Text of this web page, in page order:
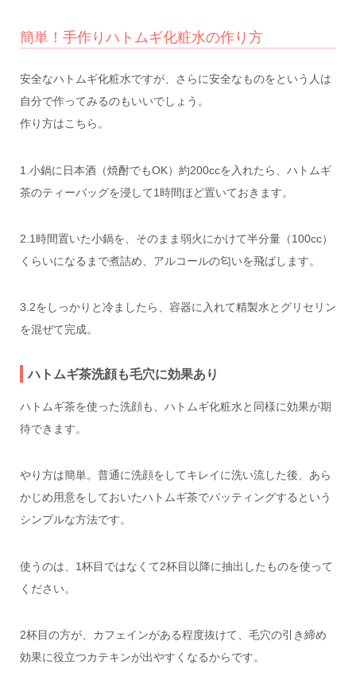
簡単！手作りハトムギ化粧水の作り方
安全なハトムギ化粧水ですが、さらに安全なものをという人は
自分で作ってみるのもいいでしょう。
作り方はこちら。
1.小鍋に日本酒（焼酎でもOK）約200ccを入れたら、ハトムギ
茶のティーバッグを浸して1時間ほど置いておきます。
2.1時間置いた小鍋を、そのまま弱火にかけて半分量（100cc）
くらいになるまで煮詰め、アルコールの匂いを飛ばします。
3.2をしっかりと冷ましたら、容器に入れて精製水とグリセリン
を混ぜて完成。
ハトムギ茶洗顔も毛穴に効果あり
ハトムギ茶を使った洗顔も、ハトムギ化粧水と同様に効果が期
待できます。
やり方は簡単。普通に洗顔をしてキレイに洗い流した後、あら
かじめ用意をしておいたハトムギ茶でパッティングするという
シンプルな方法です。
使うのは、1杯目ではなくて2杯目以降に抽出したものを使って
ください。
2杯目の方が、カフェインがある程度抜けて、毛穴の引き締め
効果に役立つカテキンが出やすくなるからです。